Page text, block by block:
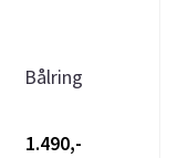
Bålring
1.490,-